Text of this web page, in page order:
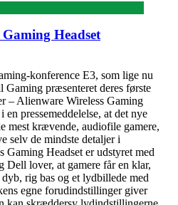
Headset
konference E3, som lige nu
præsenteret deres første
– Alienware Wireless Gaming
pressemeddelelse, at det nye
mest krævende, audiofile gamere,
selv de mindste detaljer i
Headset er udstyret med
lover, at gamere får en klar,
rig bas og et lydbillede med
egne forudindstillinger giver